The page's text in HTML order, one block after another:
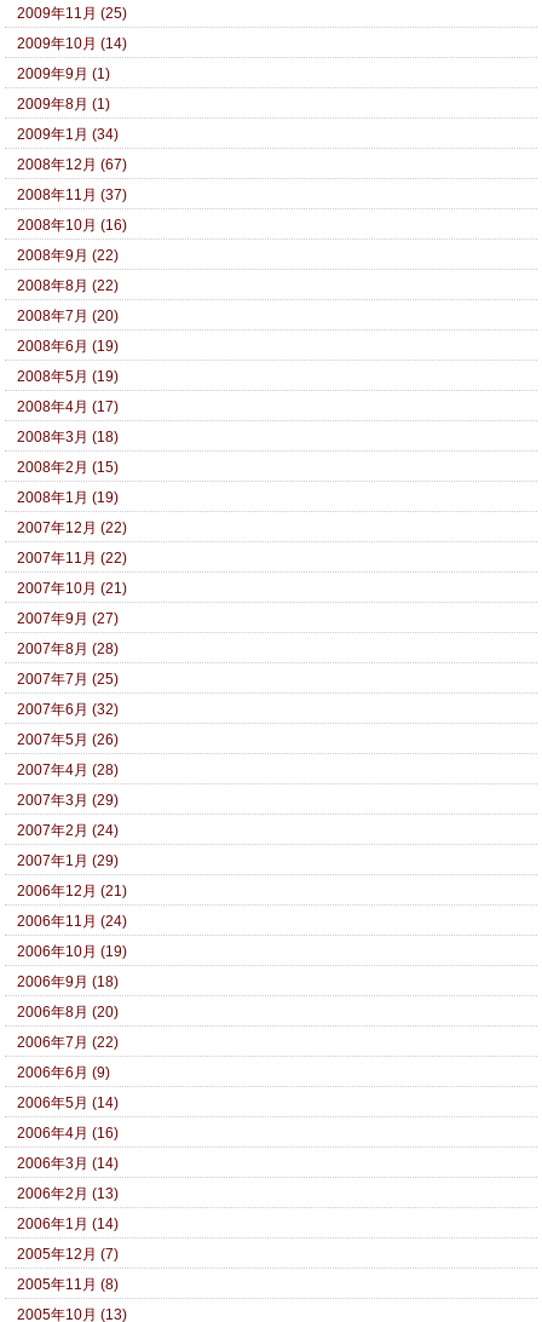
2009年11月 (25)
2009年10月 (14)
2009年9月 (1)
2009年8月 (1)
2009年1月 (34)
2008年12月 (67)
2008年11月 (37)
2008年10月 (16)
2008年9月 (22)
2008年8月 (22)
2008年7月 (20)
2008年6月 (19)
2008年5月 (19)
2008年4月 (17)
2008年3月 (18)
2008年2月 (15)
2008年1月 (19)
2007年12月 (22)
2007年11月 (22)
2007年10月 (21)
2007年9月 (27)
2007年8月 (28)
2007年7月 (25)
2007年6月 (32)
2007年5月 (26)
2007年4月 (28)
2007年3月 (29)
2007年2月 (24)
2007年1月 (29)
2006年12月 (21)
2006年11月 (24)
2006年10月 (19)
2006年9月 (18)
2006年8月 (20)
2006年7月 (22)
2006年6月 (9)
2006年5月 (14)
2006年4月 (16)
2006年3月 (14)
2006年2月 (13)
2006年1月 (14)
2005年12月 (7)
2005年11月 (8)
2005年10月 (13)